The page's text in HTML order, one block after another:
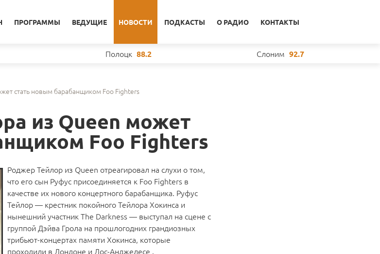
ПРОГРАММЫ ВЕДУЩИЕ НОВОСТИ ПОДКАСТЫ О РАДИО КОНТАКТЫ
Полоцк 88.2 Слоним 92.7
стать новым барабанщиком Foo Fighters
из Queen может
Foo Fighters
Роджер Тейлор из Queen отреагировал на слухи о том,
что его сын Руфус присоединяется к Foo Fighters в
качестве их нового концертного барабанщика. Руфус
Тейлор — крестник покойного Тейлора Хокинса и
нынешний участник The Darkness — выступал на сцене с
группой Дэйва Грола на прошлогодних грандиозных
трибьют-концертах памяти Хокинса, которые
проходили в Лондоне и Лос-Анджелесе .